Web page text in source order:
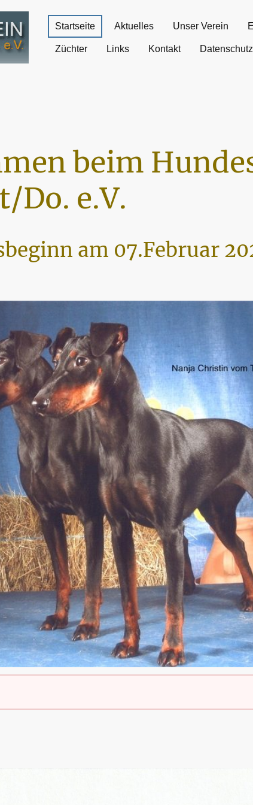
Startseite Aktuelles Unser Verein
Züchter Links Kontakt
beim
Do. e.V.
am 07.Februar
FCI -